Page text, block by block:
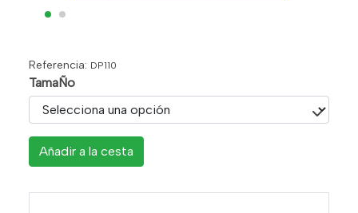
Referencia: DP110
TamaÑo
Añadir a la cesta